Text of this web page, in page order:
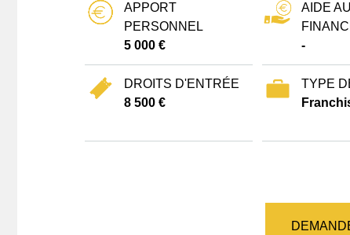
APPORT
PERSONNEL
5 000 €
AIDE AU
-
DROITS D'ENTRÉE
8 500 €
TYPE